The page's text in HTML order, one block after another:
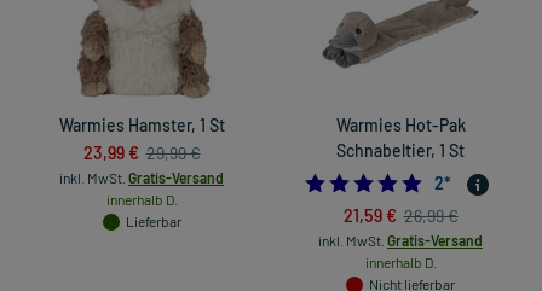
Warmies Hamster, 1 St
23,99 € 29,99 €
inkl. MwSt. Gratis-Versand
innerhalb D.
Lieferbar
Warmies Hot-Pak
Schnabeltier, 1 St
5.0
2*
21,59 € 26,99 €
inkl. MwSt. Gratis-Versand
innerhalb D.
Nicht lieferbar